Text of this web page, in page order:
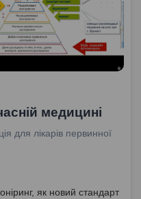
медицині
для лікарів первинної
як новий стандарт